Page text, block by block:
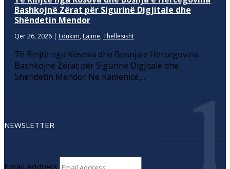
Bashkojnë Zërat për Sigurinë Digjitale dhe
Shëndetin Mendor
Qer 26, 2026 | Edukim, Lajme, Thellesisht
Të Rinjtë nga Kosova dhe Bosnja e Hercegovina
Bashkojnë Zërat për Sigurinë Digjitale dhe
Shëndetin Mendor Në Kamenicë,...
NEWSLETTER